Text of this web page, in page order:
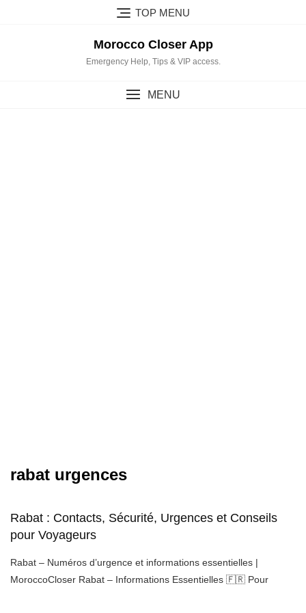
TOP MENU
Morocco Closer App
Emergency Help, Tips & VIP access.
MENU
rabat urgences
Rabat : Contacts, Sécurité, Urgences et Conseils
pour Voyageurs
Rabat – Numéros d’urgence et informations essentielles |
MoroccoCloser Rabat – Informations Essentielles 🇫🇷 Pour